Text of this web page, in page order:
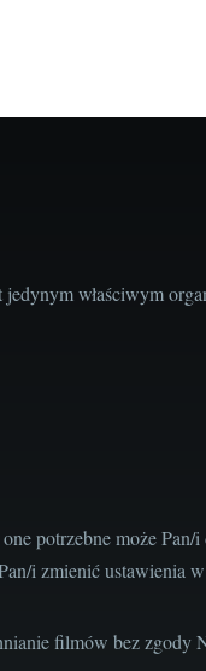
właściwym
potrzebne może Pan/
i zmienić ustawienia
filmów bez